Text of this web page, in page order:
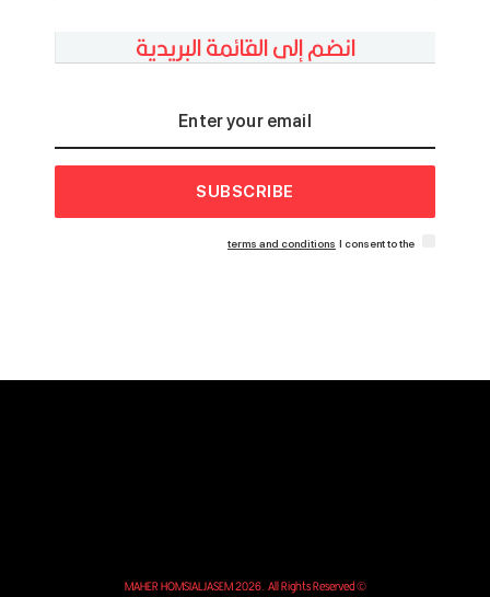
انضم إلى القائمة البريدية
SUBSCRIBE
I consent to the
terms and conditions
© MAHER HOMSIALJASEM 2026. All Rights Reserved